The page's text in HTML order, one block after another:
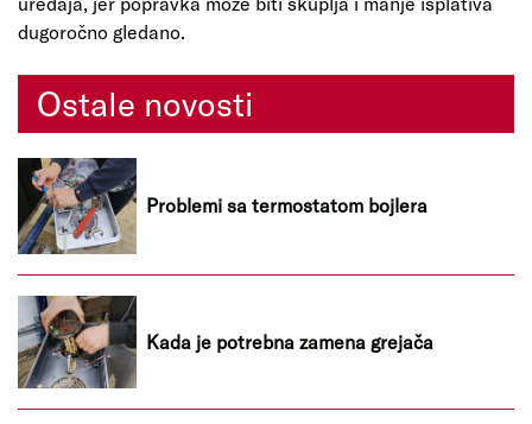
dugoročno gledano.
Ostale novosti
Problemi sa termostatom bojlera
Kada je potrebna zamena grejača